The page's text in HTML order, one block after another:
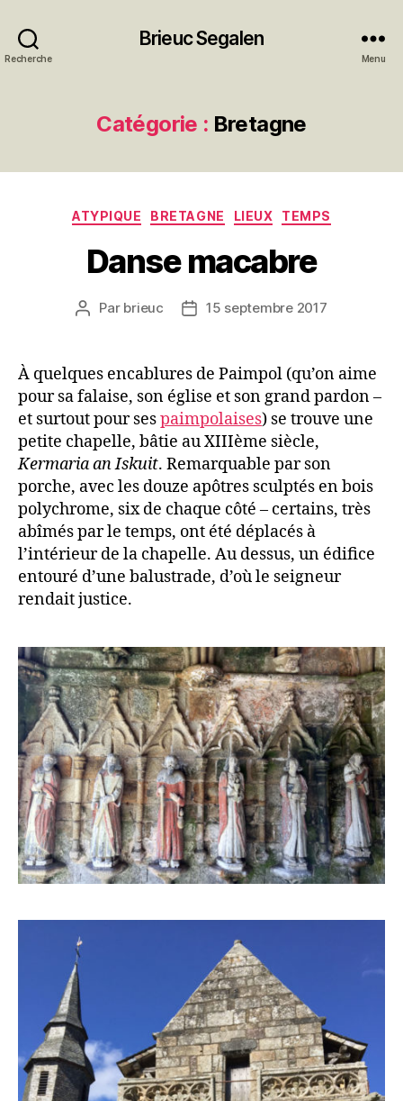
Recherche
Brieuc Segalen
Menu
Catégorie : Bretagne
Catégories
ATYPIQUE BRETAGNE LIEUX TEMPS
Danse macabre
Auteur
Par brieuc
Date15 septembre 2017
À quelques encablures de Paimpol (qu’on aime
pour sa falaise, son église et son grand pardon –
et surtout pour sespaimpolaises) se trouve une
petite chapelle, bâtie au XIIIème siècle,
Kermaria an Iskuit. Remarquable par son
porche, avec les douze apôtres sculptés en bois
polychrome, six de chaque côté – certains, très
abîmés par le temps, ont été déplacés à
l’intérieur de la chapelle. Au dessus, un édifice
entouré d’une balustrade, d’où le seigneur
rendait justice.